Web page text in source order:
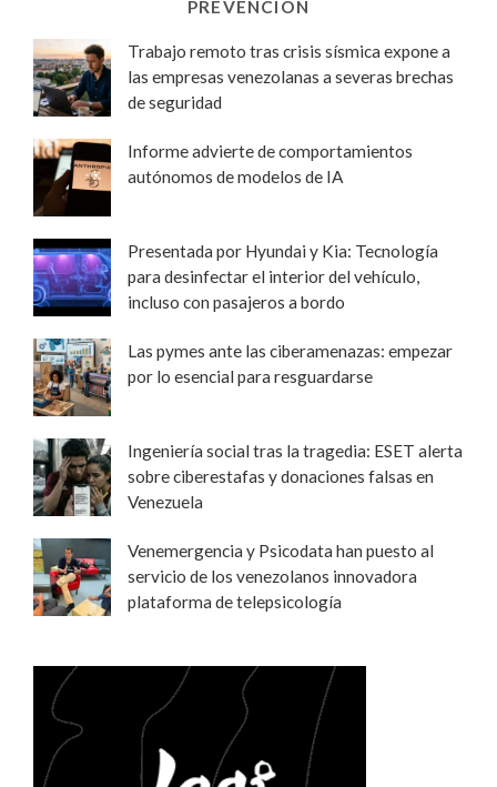
PREVENCIÓN
Trabajo remoto tras crisis sísmica expone a
las empresas venezolanas a severas brechas
de seguridad
Informe advierte de comportamientos
autónomos de modelos de IA
Presentada por Hyundai y Kia: Tecnología
para desinfectar el interior del vehículo,
incluso con pasajeros a bordo
Las pymes ante las ciberamenazas: empezar
por lo esencial para resguardarse
Ingeniería social tras la tragedia: ESET alerta
sobre ciberestafas y donaciones falsas en
Venezuela
Venemergencia y Psicodata han puesto al
servicio de los venezolanos innovadora
plataforma de telepsicología